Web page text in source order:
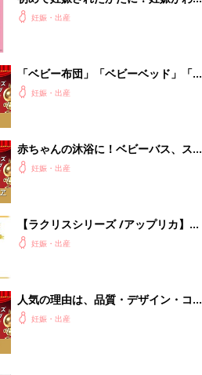
ったら最初に読む本『初めてのたまご
妊娠・出産
「ベビー布団」「ベビーベッド」「バ
ウンサー」赤ちゃんのねんね環境を整
妊娠・出産
赤ちゃんの沐浴に！ベビーバス、スキ
ンケアグッズ口コミ人気ランキング
妊娠・出産
【ラクリスシリーズ /アップリカ】
抱っこひも人気口コミランキング（体
妊娠・出産
人気の理由は、品質・デザイン・コス
パ！ ベビー肌着・ウエアランキング妊娠・出産